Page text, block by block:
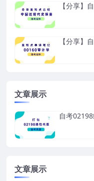
【分享】
【分享】
文章展示
自考
文章展示